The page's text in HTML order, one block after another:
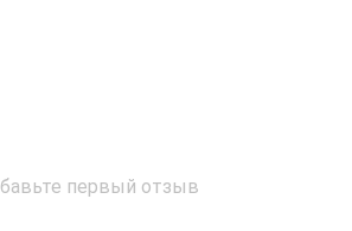
первый отзыв